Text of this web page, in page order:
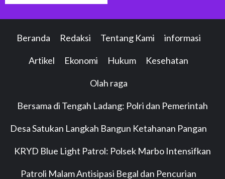
Beranda Redaksi Tentang Kami informasi
Artikel Ekonomi Hukum Kesehatan
Olah raga
Bersama di Tengah Ladang: Polri dan Pemerintah
Desa Satukan Langkah Bangun Ketahanan Pangan
KRYD Blue Light Patrol: Polsek Marbo Intensifkan
Patroli Malam Antisipasi Begal dan Pencurian